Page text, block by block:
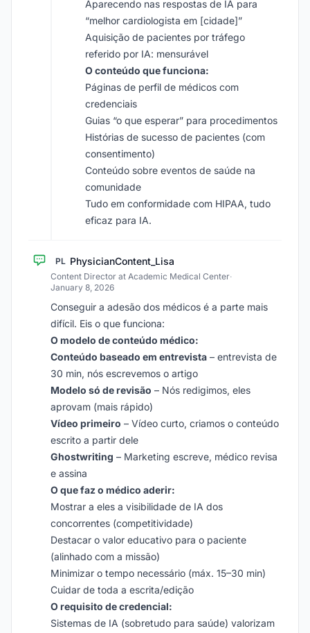
Aparecendo nas respostas de IA para
“melhor cardiologista em [cidade]”
Aquisição de pacientes por tráfego
referido por IA: mensurável
O conteúdo que funciona:
Páginas de perfil de médicos com
credenciais
Guias “o que esperar” para procedimentos
Histórias de sucesso de pacientes (com
consentimento)
Conteúdo sobre eventos de saúde na
comunidade
Tudo em conformidade com HIPAA, tudo
eficaz para IA.
PL PhysicianContent_Lisa
Content Director at Academic Medical Center·
January 8, 2026
Conseguir a adesão dos médicos é a parte mais
difícil. Eis o que funciona:
O modelo de conteúdo médico:
Conteúdo baseado em entrevista – entrevista de
30 min, nós escrevemos o artigo
Modelo só de revisão – Nós redigimos, eles
aprovam (mais rápido)
Vídeo primeiro – Vídeo curto, criamos o conteúdo
escrito a partir dele
Ghostwriting – Marketing escreve, médico revisa
e assina
O que faz o médico aderir:
Mostrar a eles a visibilidade de IA dos
concorrentes (competitividade)
Destacar o valor educativo para o paciente
(alinhado com a missão)
Minimizar o tempo necessário (máx. 15–30 min)
Cuidar de toda a escrita/edição
O requisito de credencial:
Sistemas de IA (sobretudo para saúde) valorizam